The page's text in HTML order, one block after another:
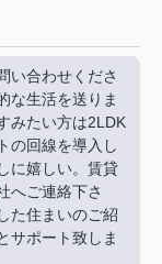
い合わせくださ
な生活を送りま
みたい方は2LDK
の回線を導入し
に嬉しい。賃貸
へご連絡下さ
た住まいのご紹
サポート致しま